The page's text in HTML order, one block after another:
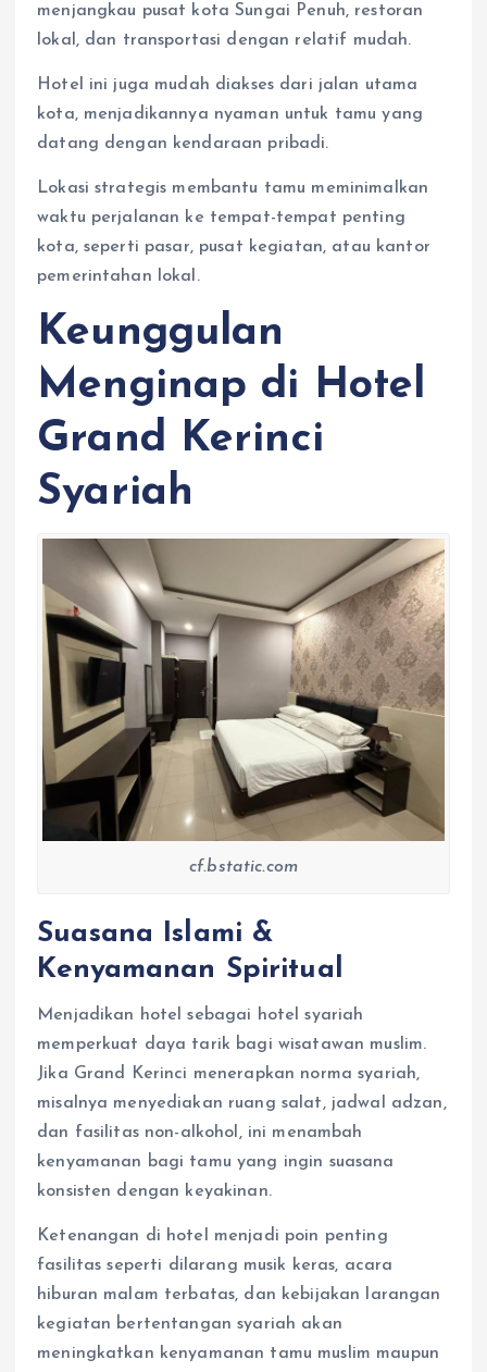
menjangkau pusat kota Sungai Penuh, restoran
lokal, dan transportasi dengan relatif mudah.
Hotel ini juga mudah diakses dari jalan utama
kota, menjadikannya nyaman untuk tamu yang
datang dengan kendaraan pribadi.
Lokasi strategis membantu tamu meminimalkan
waktu perjalanan ke tempat-tempat penting
kota, seperti pasar, pusat kegiatan, atau kantor
pemerintahan lokal.
Keunggulan
Menginap di Hotel
Grand Kerinci
Syariah
cf.bstatic.com
Suasana Islami &
Kenyamanan Spiritual
Menjadikan hotel sebagai hotel syariah
memperkuat daya tarik bagi wisatawan muslim.
Jika Grand Kerinci menerapkan norma syariah,
misalnya menyediakan ruang salat, jadwal adzan,
dan fasilitas non-alkohol, ini menambah
kenyamanan bagi tamu yang ingin suasana
konsisten dengan keyakinan.
Ketenangan di hotel menjadi poin penting
fasilitas seperti dilarang musik keras, acara
hiburan malam terbatas, dan kebijakan larangan
kegiatan bertentangan syariah akan
meningkatkan kenyamanan tamu muslim maupun